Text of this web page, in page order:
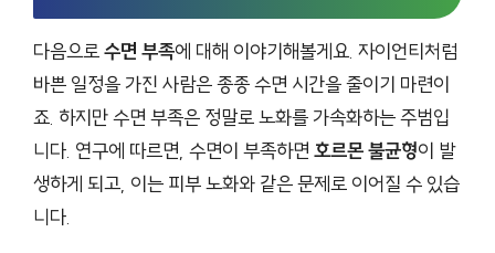
다음으로수면 부족에 대해 이야기해볼게요. 자이언티처럼
바쁜 일정을 가진 사람은 종종 수면 시간을 줄이기 마련이
죠. 하지만 수면 부족은 정말로 노화를 가속화하는 주범입
니다. 연구에 따르면, 수면이 부족하면 호르몬 불균형이 발
생하게 되고, 이는 피부 노화와 같은 문제로 이어질 수 있습
니다.